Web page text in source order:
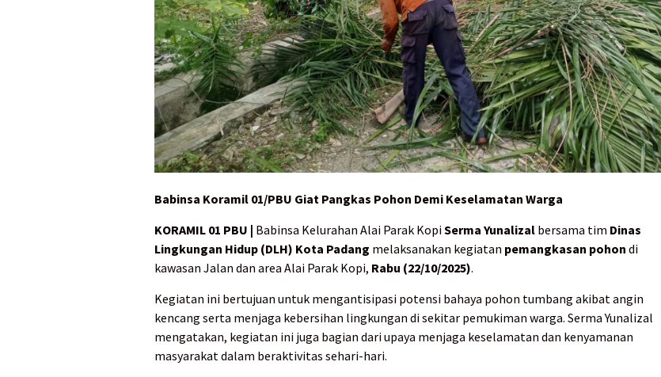
Babinsa Koramil 01/PBU Giat Pangkas Pohon Demi Keselamatan Warga
KORAMIL 01 PBU | Babinsa Kelurahan Alai Parak KopiSerma Yunalizal bersama tim Dinas
Lingkungan Hidup (DLH) Kota Padang melaksanakan kegiatan pemangkasan pohon di
kawasan Jalan dan area Alai Parak Kopi, Rabu (22/10/2025).
Kegiatan ini bertujuan untuk mengantisipasi potensi bahaya pohon tumbang akibat angin
kencang serta menjaga kebersihan lingkungan di sekitar pemukiman warga. Serma Yunalizal
mengatakan, kegiatan ini juga bagian dari upaya menjaga keselamatan dan kenyamanan
masyarakat dalam beraktivitas sehari-hari.